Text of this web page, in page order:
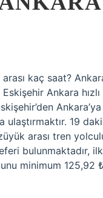
kaç saat?
Ankara
19
arası tren
bulunmaktadır,
minimum 125,92